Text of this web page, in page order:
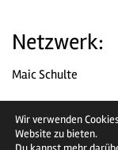
Wir verwenden
Website zu bieten.
Netzwerk:
Maic Schulte
Facebook